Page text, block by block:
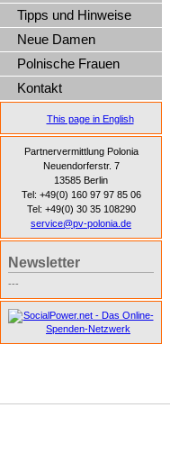
Tipps und Hinweise
Neue Damen
Polnische Frauen
Kontakt
This page in English
Partnervermittlung Polonia
Neuendorferstr. 7
13585 Berlin
Tel: +49(0) 160 97 97 85 06
Tel: +49(0) 30 35 108290
service@pv-polonia.de
Newsletter
---